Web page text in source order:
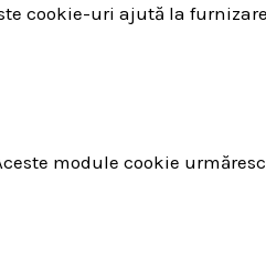
cookie-uri ajută la
module cookie